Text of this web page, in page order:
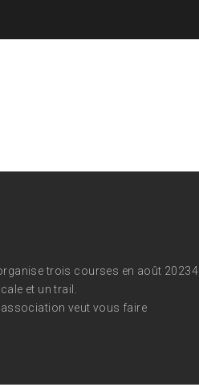
trois courses en août 20234
et un trail.
veut vous faire